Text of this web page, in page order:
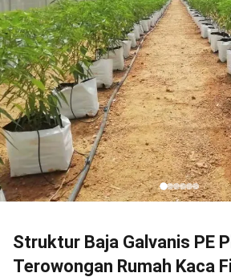
Struktur Baja Galvanis PE
Terowongan Rumah Kaca